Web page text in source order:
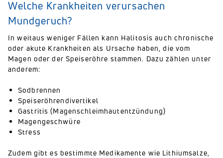
Welche Krankheiten verursachen
Mundgeruch?
In weitaus weniger Fällen kann Halitosis auch chronische
oder akute Krankheiten als Ursache haben, die vom
Magen oder der Speiseröhre stammen. Dazu zählen unter
anderem:
Sodbrennen
Speiseröhrendivertikel
Gastritis (Magenschleimhautentzündung)
Magengeschwüre
Stress
Zudem gibt es bestimmte Medikamente wie Lithiumsalze,